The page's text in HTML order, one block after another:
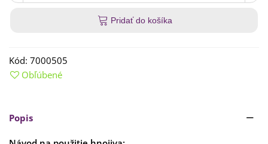
Pridať do košíka
Kód: 7000505
Obľúbené
Popis